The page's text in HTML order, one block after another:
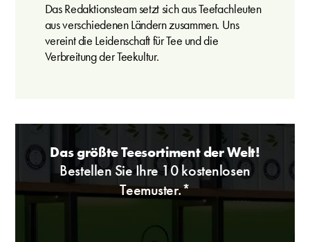
Das Redaktionsteam setzt sich aus Teefachleuten
aus verschiedenen Ländern zusammen. Uns
vereint die Leidenschaft für Tee und die
Verbreitung der Teekultur.
Das größte Teesortiment der Welt!
Bestellen Sie Ihre 10 kostenlosen
Teemuster.*